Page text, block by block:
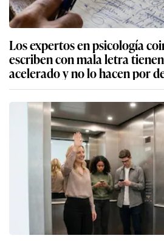
Los expertos en psicología
escriben con mala letra
acelerado y no lo hacen por